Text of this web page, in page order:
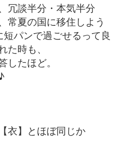
冗談半分・本気半分
常夏の国に移住しよう
パンで過ごせるって良
た時も、
したほど。
衣】とほぼ同じか